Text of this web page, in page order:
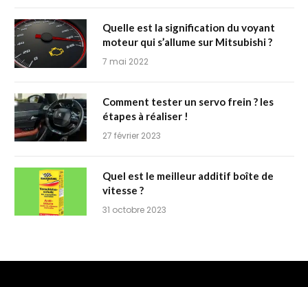
Quelle est la signification du voyant
moteur qui s’allume sur Mitsubishi ?
7 mai 2022
Comment tester un servo frein ? les
étapes à réaliser !
27 février 2023
Quel est le meilleur additif boîte de
vitesse ?
31 octobre 2023